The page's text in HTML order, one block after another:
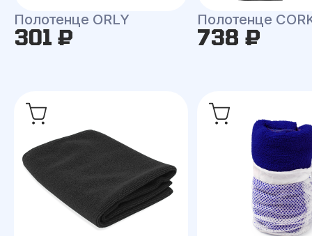
Полотенце ORLY
301 ₽
Полотенце
738 ₽